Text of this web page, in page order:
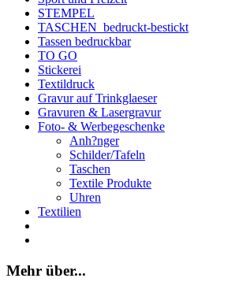
STEMPEL
TASCHEN_bedruckt-bestickt
Tassen bedruckbar
TO GO
Stickerei
Textildruck
Gravur auf Trinkglaeser
Gravuren & Lasergravur
Foto- & Werbegeschenke
Anh?nger
Schilder/Tafeln
Taschen
Textile Produkte
Uhren
Textilien
Mehr über...